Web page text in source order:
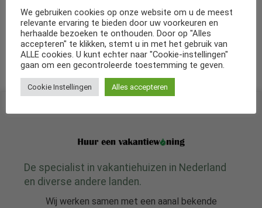
zoals o.a de Col de la Schlucht (17 km, 1100 meter), de
Markstein (20 km, 1200 meter), de Petit Ballon (12 km, 1150
meter) en de Grand Ballon (13 km, 1350 meter). De mooie
groene landschappen en de prachtige vergezichten plus de
goed lopende niet al te steile cols maken deze voor iedere
sportieve fietser tot een prachtige uitdaging.
De specialist in vakantiehuizen in Nederland
en diverse andere landen.
Wij werken samen met een aanal bekende
We gebruiken cookies op onze website om u de meest
relevante ervaring te bieden door uw voorkeuren en
herhaalde bezoeken te onthouden. Door op "Alles
accepteren" te klikken, stemt u in met het gebruik van
ALLE cookies. U kunt echter naar "Cookie-instellingen"
gaan om een gecontroleerde toestemming te geven.
Cookie Instellingen Alles accepteren